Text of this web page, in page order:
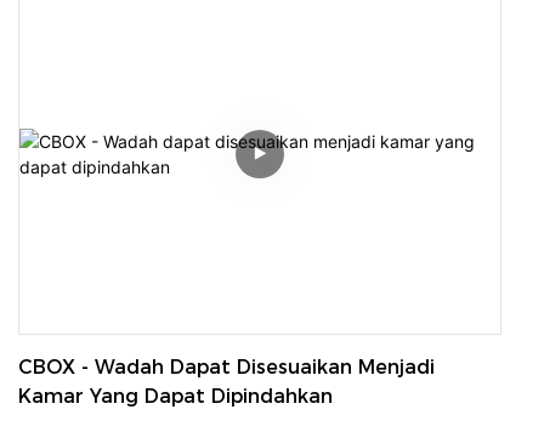
CBOX - Wadah Dapat Disesuaikan Menjadi
Kamar Yang Dapat Dipindahkan